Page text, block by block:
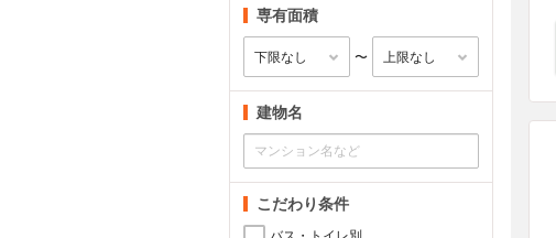
専有面積
〜
建物名
こだわり条件